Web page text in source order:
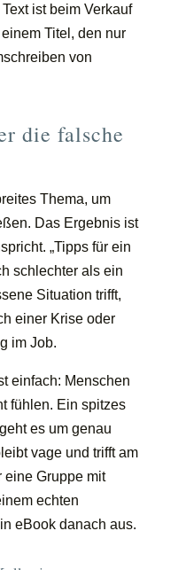
ist beim Verkauf
Titel, den nur
von
die falsche
Thema, um
Das Ergebnis ist
„Tipps für ein
schlechter als ein
Situation trifft,
einer Krise oder
im Job.
einfach: Menschen
fühlen. Ein spitzes
es um genau
vage und trifft am
eine Gruppe mit
echten
eBook danach aus.